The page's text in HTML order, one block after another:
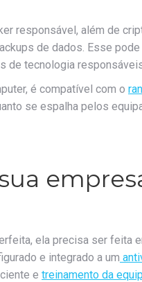
responsável, além de
de dados. Esse
de tecnologia
é compatível com o
se espalha pelos
ela precisa ser feita
e integrado a um
e treinamento da